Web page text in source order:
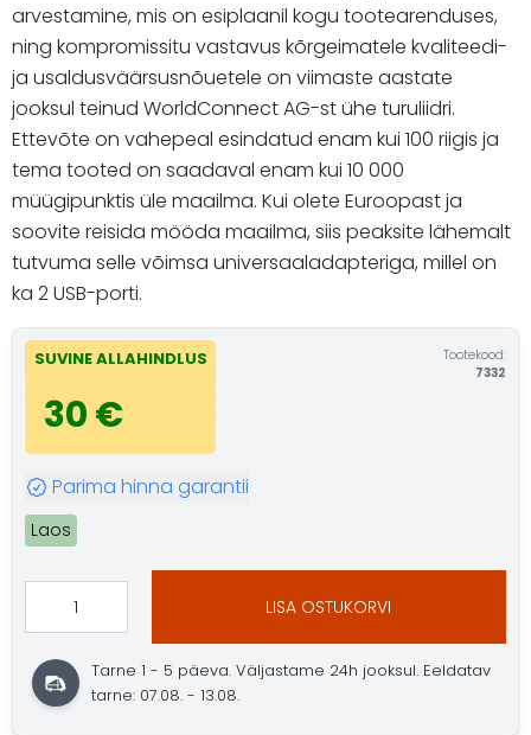
arvestamine, mis on esiplaanil kogu tootearenduses,
ning kompromissitu vastavus kõrgeimatele kvaliteedi-
ja usaldusväärsusnõuetele on viimaste aastate
jooksul teinud WorldConnect AG-st ühe turuliidri.
Ettevõte on vahepeal esindatud enam kui 100 riigis ja
tema tooted on saadaval enam kui 10 000
müügipunktis üle maailma. Kui olete Euroopast ja
soovite reisida mööda maailma, siis peaksite lähemalt
tutvuma selle võimsa universaaladapteriga, millel on
ka 2 USB-porti.
SUVINE ALLAHINDLUS
30 €
Tootekood:
7332
Parima hinna garantii
Laos
LISA OSTUKORVI
Tarne 1 - 5 päeva. Väljastame 24h jooksul. Eeldatav
tarne: 07.08. - 13.08.